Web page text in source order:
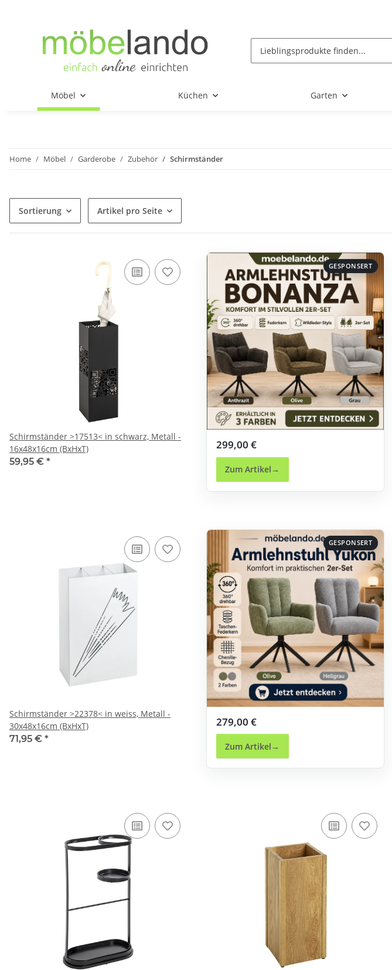
Möbel Küchen Garten
Home Möbel Garderobe Zubehör Schirmständer
Sortierung Artikel pro Seite
Schirmständer >17513< in schwarz, Metall -
16x48x16cm (BxHxT)
59,95 € *
GESPONSERT
299,00 €
Zum Artikel
Schirmständer >22378< in weiss, Metall -
30x48x16cm (BxHxT)
71,95 € *
GESPONSERT
279,00 €
Zum Artikel